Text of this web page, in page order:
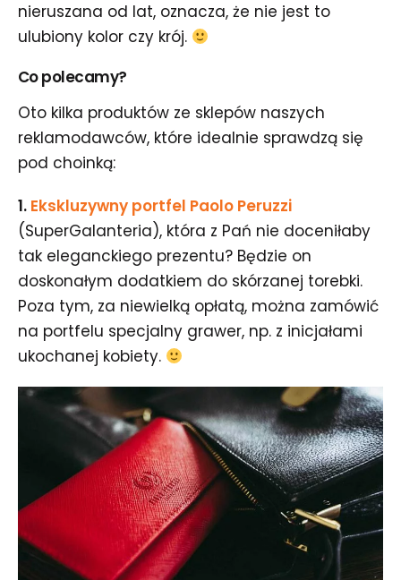
nieruszana od lat, oznacza, że nie jest to
ulubiony kolor czy krój.
Co polecamy?
Oto kilka produktów ze sklepów naszych
reklamodawców, które idealnie sprawdzą się
pod choinką:
1. Ekskluzywny portfel Paolo Peruzzi
(SuperGalanteria), która z Pań nie doceniłaby
tak eleganckiego prezentu? Będzie on
doskonałym dodatkiem do skórzanej torebki.
Poza tym, za niewielką opłatą, można zamówić
na portfelu specjalny grawer, np. z inicjałami
ukochanej kobiety.